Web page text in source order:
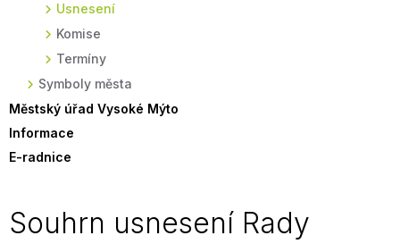
Usnesení
Komise
Termíny
Symboly města
Městský úřad Vysoké Mýto
Informace
E-radnice
Souhrn usnesení Rady